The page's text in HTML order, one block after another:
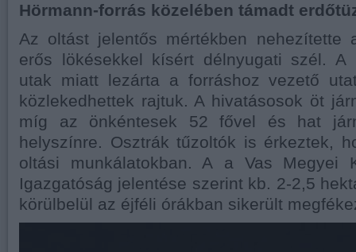
Hörmann-forrás közelében támadt
Az oltást jelentős mértékben nehezítette
erős lökésekkel kísért délnyugati szél. A
utak miatt lezárta a forráshoz vezető
közlekedhettek rajtuk. A hivatásosok öt
míg az önkéntesek 52 fővel és hat
helyszínre. Osztrák tűzoltók is érkeztek,
oltási munkálatokban. A a Vas Megyei
Igazgatóság jelentése szerint kb. 2-2,5
körülbelül az éjféli órákban sikerült